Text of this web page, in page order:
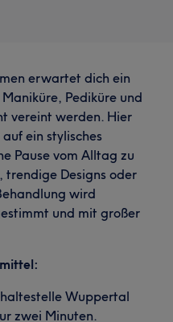
erwartet dich ein
Pediküre und
vereint werden. Hier
ein stylisches
Pause vom Alltag zu
Designs oder
wird
und mit großer
Wuppertal
zwei Minuten.